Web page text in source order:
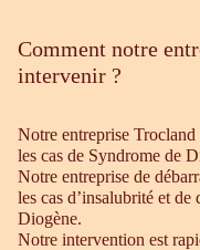
Comment notre
intervenir ?
Notre entreprise
les cas de Syndrome de
Notre entreprise de
les cas d’insalubrité et
Diogène.
Notre intervention est